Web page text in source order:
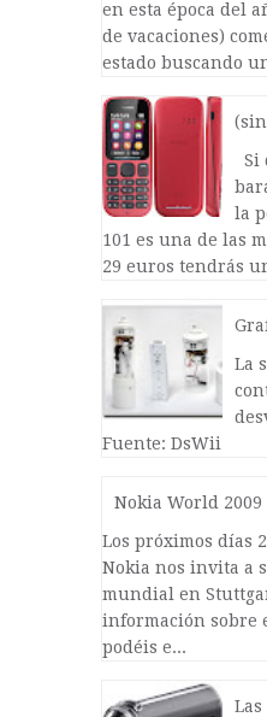
en esta época del
de vacaciones)
estado buscando
Si
la
101 es una de las
29 euros tendrás
La
Fuente: DsWii
Nokia World 2009
Los próximos días
Nokia nos invita a
mundial en
información sobre
podéis e...
Las